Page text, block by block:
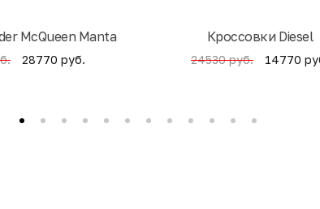
McQueen Manta
28770 руб.
Кроссовки Diesel
24530 руб. 14770